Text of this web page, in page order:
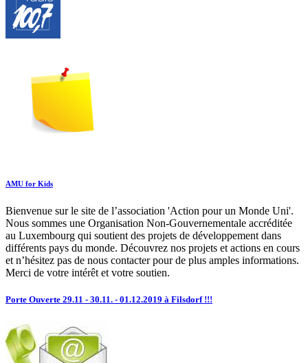
AMU for Kids
Bienvenue sur le site de l’association 'Action pour un Monde Uni'.
Nous sommes une Organisation Non-Gouvernementale accréditée
au Luxembourg qui soutient des projets de développement dans
différents pays du monde. Découvrez nos projets et actions en cours
et n’hésitez pas de nous contacter pour de plus amples informations.
Merci de votre intérêt et votre soutien.
Porte Ouverte 29.11 - 30.11. - 01.12.2019 à Filsdorf !!!